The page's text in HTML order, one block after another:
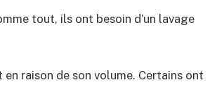
tout, ils ont besoin d’un lavage
raison de son volume. Certains ont